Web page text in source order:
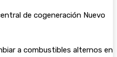
de cogeneración Nuevo
a combustibles alternos en